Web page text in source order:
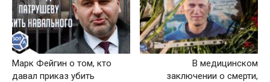
Марк Фейгин о том, кто
давал приказ убить
В медицинском
заключении о смерти,